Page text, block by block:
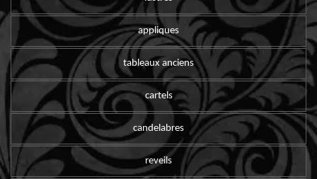
appliques
tableaux anciens
cartels
candelabres
reveils